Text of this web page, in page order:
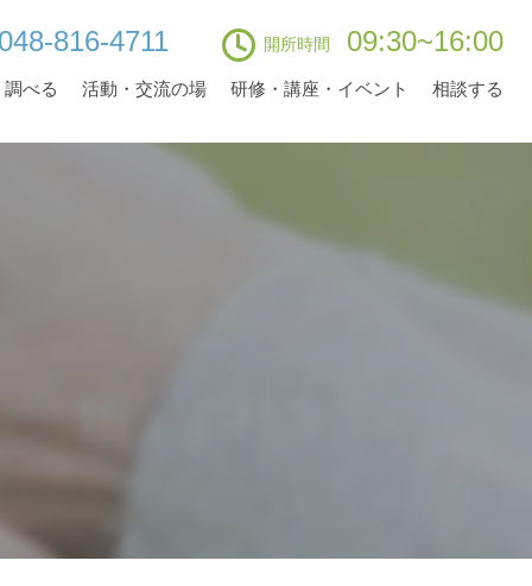
816-4711 開所時間 09:30~16:00
べる 活動・交流の場 研修・講座・イベント 相談する